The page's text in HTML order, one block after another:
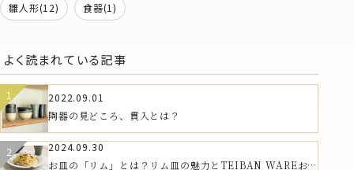
雛人形(12) 食器(1)
よく読まれている記事
2022.09.01
陶器の見どころ、貫入とは？
2024.09.30
お皿の「リム」とは？リム皿の魅力とTEIBAN WAREおす